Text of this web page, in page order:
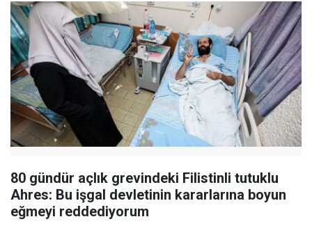
80 gündür açlık grevindeki Filistinli tutuklu
Ahres: Bu işgal devletinin kararlarına boyun
eğmeyi reddediyorum